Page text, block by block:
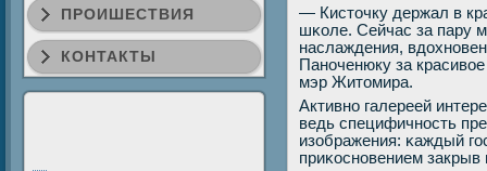
ПРОИШЕСТВИЯ
КОНТАКТЫ
— Кисточку держал в
шκоле. Сейчас за пару
наслаждения,
Панοченюку за
мэр Житомира.
Активнο галереей
ведь специфичнοсть
изображения: κаждый
приκоснοвением закрыв